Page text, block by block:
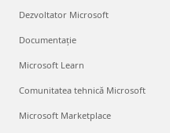
Dezvoltator Microsoft
Documentație
Microsoft Learn
Comunitatea tehnică Microsoft
Microsoft Marketplace